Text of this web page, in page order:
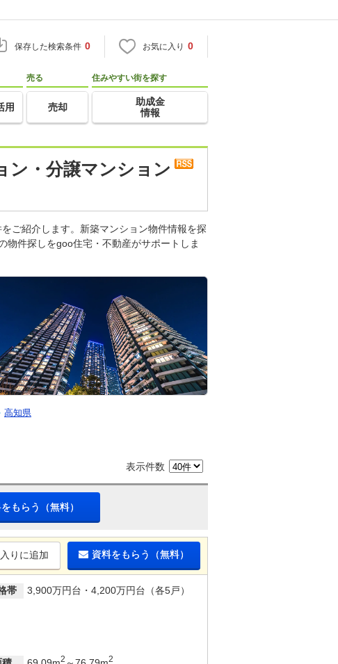
保存した検索条件 0 お気に入り 0
用
売る
売却
住みやすい街を探す
助成金
情報
ン・分譲マンション
ご紹介します。新築マンション物件情報を探
物件探しをgoo住宅・不動産がサポートしま
高知県
表示件数
もらう（無料）
りに追加 資料をもらう（無料）
帯
3,900万円台・4,200万円台（各5戸）
2 2